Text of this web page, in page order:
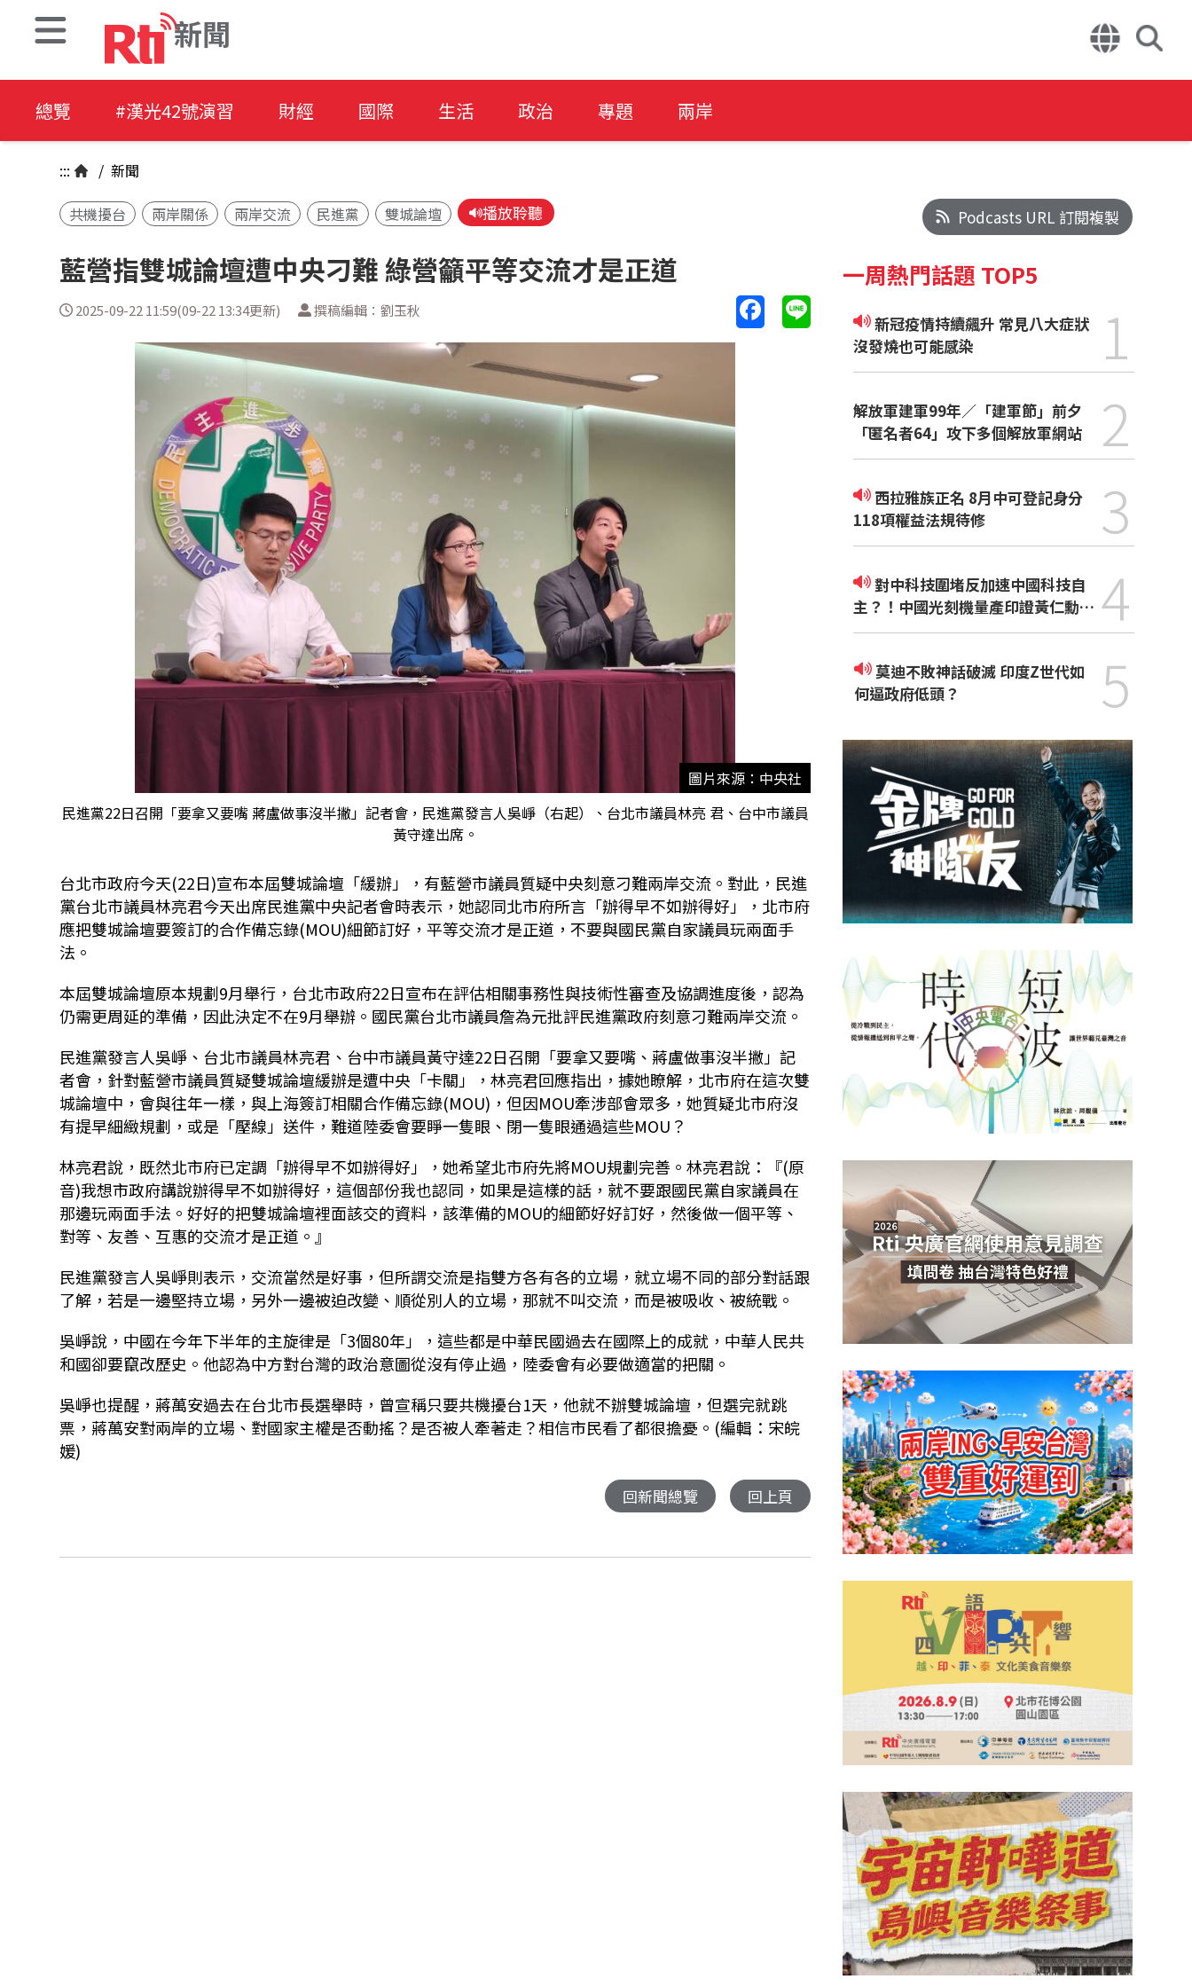
新聞
總覽 #漢光42號演習 財經 國際 生活 政治 專題 兩岸
::: / 新聞
共機擾台 兩岸關係 兩岸交流 民進黨 雙城論壇 播放聆聽
藍營指雙城論壇遭中央刁難 綠營籲平等交流才是正道
2025-09-22 11:59(09-22 13:34更新) 撰稿編輯：劉玉秋
圖片來源：中央社
民進黨22日召開「要拿又要嘴 蔣盧做事沒半撇」記者會，民進黨發言人吳崢（右起）、台北市議員林亮 君、台中市議員
黃守達出席。
台北市政府今天(22日)宣布本屆雙城論壇「緩辦」，有藍營市議員質疑中央刻意刁難兩岸交流。對此，民進
黨台北市議員林亮君今天出席民進黨中央記者會時表示，她認同北市府所言「辦得早不如辦得好」，北市府
應把雙城論壇要簽訂的合作備忘錄(MOU)細節訂好，平等交流才是正道，不要與國民黨自家議員玩兩面手
法。
本屆雙城論壇原本規劃9月舉行，台北市政府22日宣布在評估相關事務性與技術性審查及協調進度後，認為
仍需更周延的準備，因此決定不在9月舉辦。國民黨台北市議員詹為元批評民進黨政府刻意刁難兩岸交流。
民進黨發言人吳崢、台北市議員林亮君、台中市議員黃守達22日召開「要拿又要嘴、蔣盧做事沒半撇」記
者會，針對藍營市議員質疑雙城論壇緩辦是遭中央「卡關」，林亮君回應指出，據她瞭解，北市府在這次雙
城論壇中，會與往年一樣，與上海簽訂相關合作備忘錄(MOU) ，但因MOU牽涉部會眾多，她質疑北市府沒
有提早細緻規劃，或是「壓線」送件，難道陸委會要睜一隻眼、閉一隻眼通過這些MOU ？
林亮君說，既然北市府已定調「辦得早不如辦得好」，她希望北市府先將MOU規劃完善。林亮君說：『(原
音)我想市政府講說辦得早不如辦得好，這個部份我也認同，如果是這樣的話，就不要跟國民黨自家議員在
那邊玩兩面手法。好好的把雙城論壇裡面該交的資料，該準備的MOU的細節好好訂好，然後做一個平等、
對等、友善、互惠的交流才是正道。』
民進黨發言人吳崢則表示，交流當然是好事，但所謂交流是指雙方各有各的立場，就立場不同的部分對話跟
了解，若是一邊堅持立場，另外一邊被迫改變、順從別人的立場，那就不叫交流，而是被吸收、被統戰。
吳崢說，中國在今年下半年的主旋律是「3個80年」，這些都是中華民國過去在國際上的成就，中華人民共
和國卻要竄改歷史。他認為中方對台灣的政治意圖從沒有停止過，陸委會有必要做適當的把關。
吳崢也提醒，蔣萬安過去在台北市長選舉時，曾宣稱只要共機擾台1天，他就不辦雙城論壇，但選完就跳
票，蔣萬安對兩岸的立場、對國家主權是否動搖？是否被人牽著走？相信市民看了都很擔憂。 (編輯：宋皖
媛)
回新聞總覽 回上頁
Podcasts URL 訂閱複製
一周熱門話題 TOP5
新冠疫情持續飆升 常見八大症狀
沒發燒也可能感染
1
解放軍建軍99年／「建軍節」前夕
「匿名者64」攻下多個解放軍網站
2
118項權益法規待修
3
對中科技圍堵反加速中國科技自
主？！中國光刻機量產印證黃仁勳觀
點
4
莫迪不敗神話破滅 印度Z世代如
何逼政府低頭？
5